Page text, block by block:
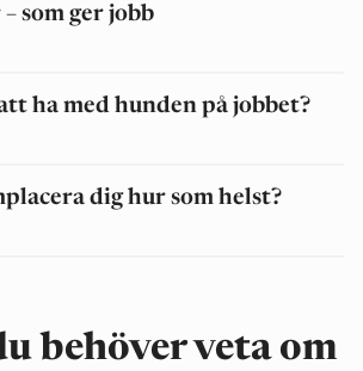
som ger jobb
ha med hunden på jobbet?
dig hur som helst?
behöver veta om